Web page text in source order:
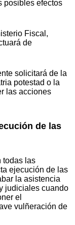
posibles efectos
Fiscal,
de
solicitará de la
potestad o la
las acciones
de las
todas las
ejecución de las
la asistencia
judiciales cuando
el
vulñeración de